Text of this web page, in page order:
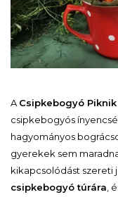
A Csipkebogyó Piknik
csipkebogyós
hagyományos
gyerekek sem
kikapcsolódást szereti
csipkebogyó túrára ,